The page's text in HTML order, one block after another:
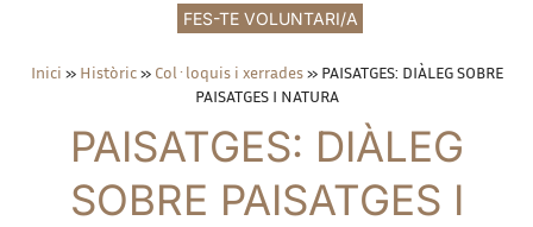
FES-TE VOLUNTARI/A
Inici » Històric» Col·loquis i xerrades» PAISATGES: DIÀLEG SOBRE
PAISATGES I NATURA
PAISATGES: DIÀLEG
SOBRE PAISATGES I